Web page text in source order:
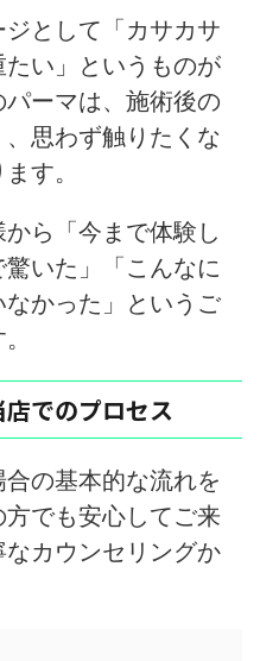
として「カサカサ
い」というものが
ーマは、施術後の
思わず触りたくな
す。
ら「今まで体験し
いた」「こんなに
かった」というご
でのプロセス
の基本的な流れを
でも安心してご来
カウンセリングか